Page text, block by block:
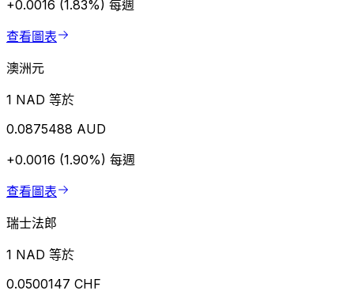
+0.0016 (1.83%) 每週
查看圖表
澳洲元
1 NAD 等於
0.0875488 AUD
+0.0016 (1.90%) 每週
查看圖表
瑞士法郎
1 NAD 等於
0.0500147 CHF